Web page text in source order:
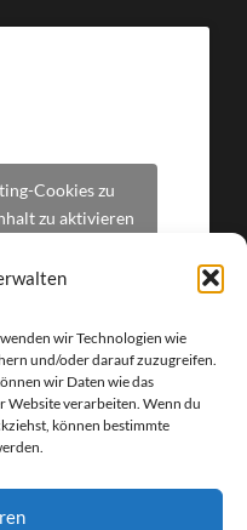
wir Technologien wie
und/oder darauf zuzugreifen.
wir Daten wie das
Website verarbeiten. Wenn du
können bestimmte
Cookies zu
zu aktivieren